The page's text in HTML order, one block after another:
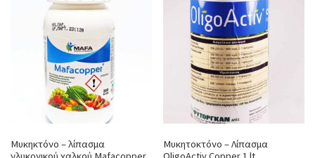
Μυκηκτόνο – λίπασμα
Μυκητοκτόνο – Λίπασμα